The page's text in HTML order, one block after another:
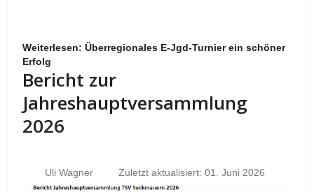
Weiterlesen: Überregionales E-Jgd-Turnier ein schöner
Erfolg
Bericht zur
Jahreshauptversammlung
2026
Uli Wagner Zuletzt aktualisiert: 01. Juni 2026